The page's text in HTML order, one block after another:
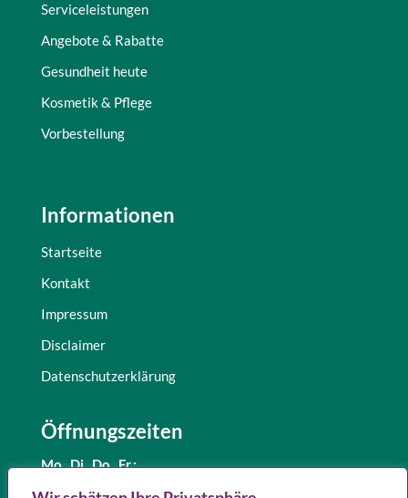
Serviceleistungen
Angebote & Rabatte
Gesundheit heute
Kosmetik & Pflege
Vorbestellung
Informationen
Startseite
Kontakt
Impressum
Disclaimer
Datenschutzerklärung
Öffnungszeiten
Mo., Di.,Do., Fr.: